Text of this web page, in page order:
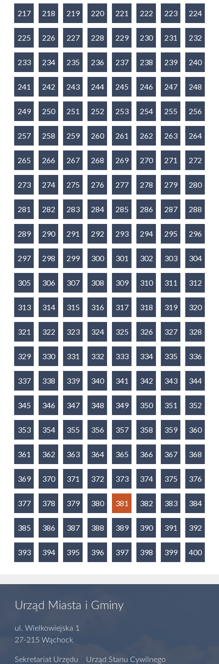
217 218 219 220 221 222 223 224
225 226 227 228 229 230 231 232
233 234 235 236 237 238 239 240
241 242 243 244 245 246 247 248
249 250 251 252 253 254 255 256
257 258 259 260 261 262 263 264
265 266 267 268 269 270 271 272
273 274 275 276 277 278 279 280
281 282 283 284 285 286 287 288
289 290 291 292 293 294 295 296
297 298 299 300 301 302 303 304
305 306 307 308 309 310 311 312
313 314 315 316 317 318 319 320
321 322 323 324 325 326 327 328
329 330 331 332 333 334 335 336
337 338 339 340 341 342 343 344
345 346 347 348 349 350 351 352
353 354 355 356 357 358 359 360
361 362 363 364 365 366 367 368
369 370 371 372 373 374 375 376
377 378 379 380 381 382 383 384
385 386 387 388 389 390 391 392
393 394 395 396 397 398 399 400
Urząd Miasta i Gminy
ul. Wielkowiejska 1
27-215 Wąchock
Sekretariat Urzędu Urząd Stanu Cywilnego